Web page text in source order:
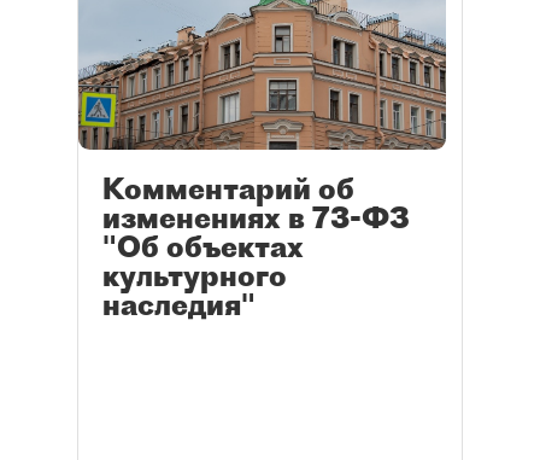
Комментарий об
изменениях в 73-ФЗ
"Об объектах
культурного
наследия"